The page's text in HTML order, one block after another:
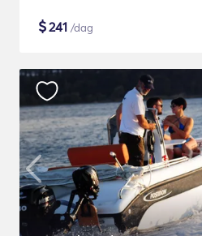
$241 /dag